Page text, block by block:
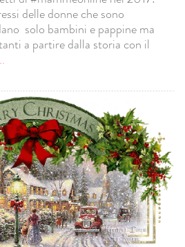
delle donne che sono
solo bambini e pappine ma
a partire dalla storia con il